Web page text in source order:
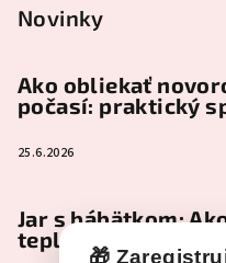
🎁
Novinky
Ako obliekať
počasí: praktický
25.6.2026
Jar s bábätkom:
teplejšie dni